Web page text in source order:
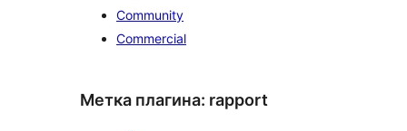
Community
Commercial
Метка плагина: rapport